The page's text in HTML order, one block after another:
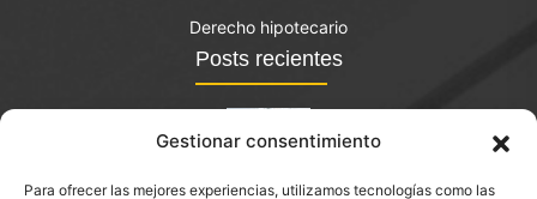
Gestionar consentimiento
Para ofrecer las mejores experiencias, utilizamos tecnologías como las
Derecho hipotecario
Posts recientes